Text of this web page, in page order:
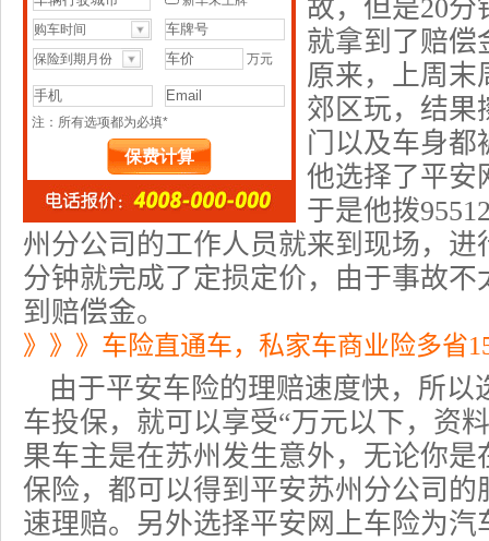
故，但是20
就拿到了赔偿
原来，上周末
郊区玩，结果
门以及车身都
他选择了平安
于是他拨
州分公司 的工作人员就来到现场，进
分钟就完成了定损定价，由于事故
到赔偿金。
》》》车险直通车，私家车商业险多省
由于平安车险的理赔速度快，所以
车投保，就可以享受“万元以下，资
果车主是在苏州发生意外，无论你是
保险，都可以得到平安苏州分公司
速理赔。另外选择平安网上车险为